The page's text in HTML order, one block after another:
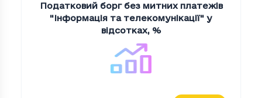
Податковий борг без митних платежів
"Iнформацiя та телекомунiкацiї" у
відсотках, %